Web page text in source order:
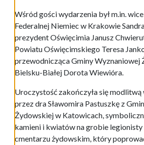
Wśród gości wydarzenia był m.in.
Federalnej Niemiec w Krakowie
prezydent Oświęcimia Janusz
Powiatu Oświęcimskiego Teresa
przewodnicząca Gminy Wyznaniowej
Bielsku-Białej Dorota Wiewióra.
Uroczystość zakończyła się
przez dra Sławomira Pastuszkę z
Żydowskiej w Katowicach,
kamieni i kwiatów na grobie legionisty
cmentarzu żydowskim, który